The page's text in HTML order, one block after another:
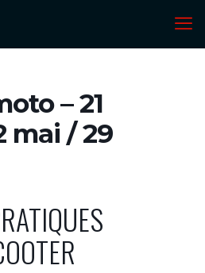
– 21
mai / 29